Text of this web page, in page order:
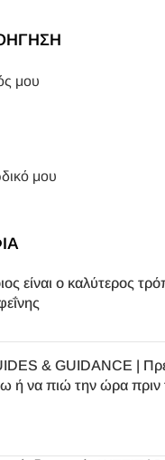
μου
μου
είναι ο καλύτερος
& GUIDANCE |
ή να πιώ την ώρα πριν